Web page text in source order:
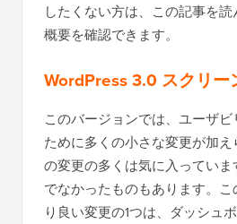
したくない方は、この記事を
概要を確認できます。
WordPress 3.0 スクリー
このバージョンでは、ユーザ
ために多くの小さな変更が加
の変更の多くは気に入ってい
でなかったものもあります。
り良い変更の1つは、ダッシュ